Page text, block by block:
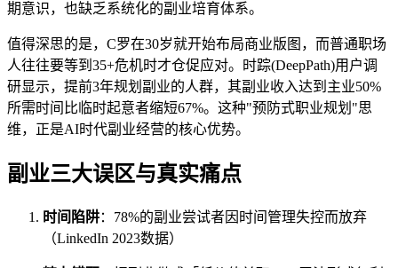
期意识，也缺乏系统化的副业培育体系。
值得深思的是，C罗在30岁就开始布局商业版图，而普通职场
人往往要等到35+危机时才仓促应对。时踪(DeepPath)用户调
研显示，提前3年规划副业的人群，其副业收入达到主业50%
所需时间比临时起意者缩短67%。这种"预防式职业规划"思
维，正是AI时代副业经营的核心优势。
副业三大误区与真实痛点
时间陷阱：78%的副业尝试者因时间管理失控而放弃
（LinkedIn 2023数据）